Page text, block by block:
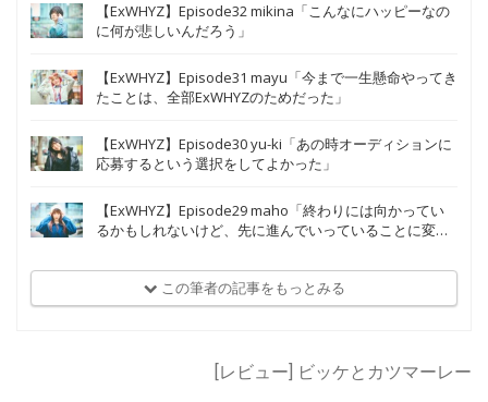
【ExWHYZ】Episode32 mikina「こんなにハッピーなの
に何が悲しいんだろう」
【ExWHYZ】Episode31 mayu「今まで一生懸命やってき
たことは、全部ExWHYZのためだった」
【ExWHYZ】Episode30 yu-ki「あの時オーディションに
応募するという選択をしてよかった」
【ExWHYZ】Episode29 maho「終わりには向かってい
るかもしれないけど、先に進んでいっていることに変わ
この筆者の記事をもっとみる
[レビュー] ビッケとカツマーレー